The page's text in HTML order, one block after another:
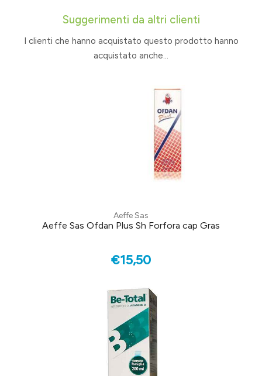
Suggerimenti da altri clienti
I clienti che hanno acquistato questo prodotto hanno
acquistato anche...
Aeffe Sas
Aeffe Sas Ofdan Plus Sh Forfora cap Gras
€15,50